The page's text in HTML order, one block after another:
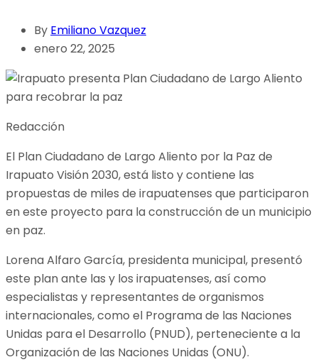
By Emiliano Vazquez
enero 22, 2025
Redacción
El Plan Ciudadano de Largo Aliento por la Paz de
Irapuato Visión 2030, está listo y contiene las
propuestas de miles de irapuatenses que participaron
en este proyecto para la construcción de un municipio
en paz.
Lorena Alfaro García, presidenta municipal, presentó
este plan ante las y los irapuatenses, así como
especialistas y representantes de organismos
internacionales, como el Programa de las Naciones
Unidas para el Desarrollo (PNUD), perteneciente a la
Organización de las Naciones Unidas (ONU).